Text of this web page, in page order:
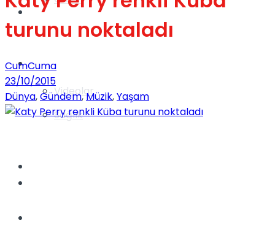
Videolar
Gündem
Yaşam
Sağlık
turunu noktaladı
CumCuma
23/10/2015
Dünya,Gündem,Müzik,Yaşam